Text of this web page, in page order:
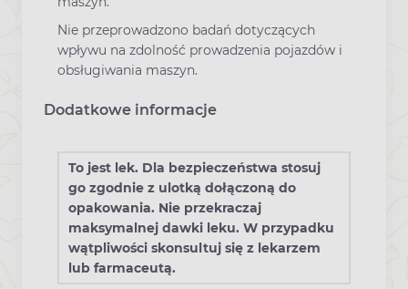
Nie przeprowadzono badań dotyczących
wpływu na zdolność prowadzenia pojazdów i
obsługiwania maszyn.
Dodatkowe informacje
To jest lek. Dla bezpieczeństwa stosuj
go zgodnie z ulotką dołączoną do
opakowania. Nie przekraczaj
maksymalnej dawki leku. W przypadku
wątpliwości skonsultuj się z lekarzem
lub farmaceutą.